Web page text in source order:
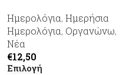
Ημερολόγια, Ημερήσια
Ημερολόγια, Οργανώνω,
Νέα
€12,50
Επιλογή